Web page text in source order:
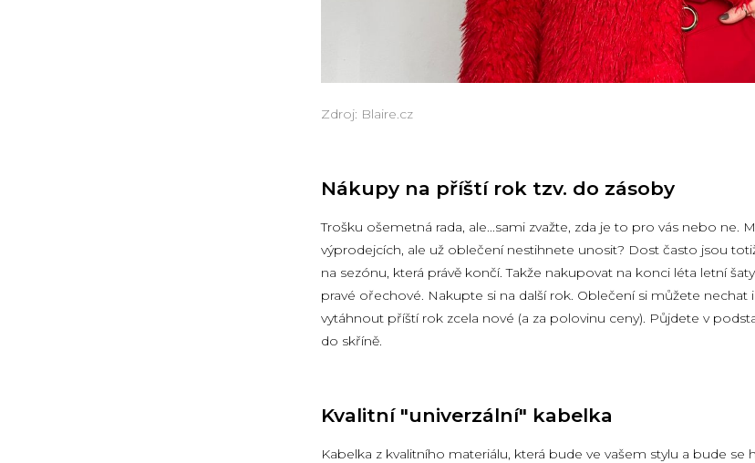
Zdroj: Blaire.cz
Nákupy na příští rok tzv. do zásoby
Trošku ošemetná rada, ale...sami zvažte, zda je to pro vás nebo ne.
výprodejcích, ale už oblečení nestihnete unosit? Dost často jsou
na sezónu, která právě končí. Takže nakupovat na konci léta letní
pravé ořechové. Nakupte si na další rok. Oblečení si můžete nechat
vytáhnout příští rok zcela nové (a za polovinu ceny). Půjdete v
do skříně.
Kvalitní "univerzální" kabelka
Kabelka z kvalitního materiálu, která bude ve vašem stylu a bude se